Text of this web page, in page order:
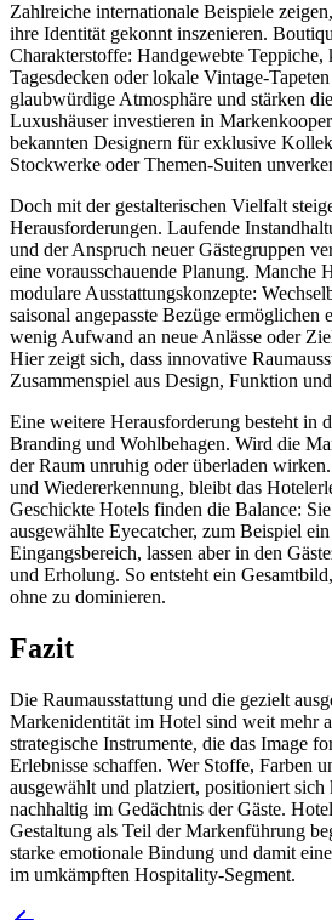
Zahlreiche internationale Beispiele
ihre Identität gekonnt inszenieren.
Charakterstoffe: Handgewebte Teppiche,
Tagesdecken oder lokale Vintage-
glaubwürdige Atmosphäre und stärken
Luxushäuser investieren in
bekannten Designern für exklusive
Stockwerke oder Themen-Suiten
Doch mit der gestalterischen Vielfalt
Herausforderungen. Laufende
und der Anspruch neuer Gästegruppen
eine vorausschauende Planung. Manche
modulare Ausstattungskonzepte:
saisonal angepasste Bezüge ermöglichen
wenig Aufwand an neue Anlässe oder
Hier zeigt sich, dass innovative
Zusammenspiel aus Design, Funktion
Eine weitere Herausforderung besteht in
Branding und Wohlbehagen. Wird die
der Raum unruhig oder überladen
und Wiedererkennung, bleibt das
Geschickte Hotels finden die Balance:
ausgewählte Eyecatcher, zum Beispiel
Eingangsbereich, lassen aber in den
und Erholung. So entsteht ein
ohne zu dominieren.
Fazit
Die Raumausstattung und die gezielt
Markenidentität im Hotel sind weit mehr
strategische Instrumente, die das Image
Erlebnisse schaffen. Wer Stoffe, Farben
ausgewählt und platziert, positioniert
nachhaltig im Gedächtnis der Gäste.
Gestaltung als Teil der Markenführung
starke emotionale Bindung und damit
im umkämpften Hospitality-Segment.